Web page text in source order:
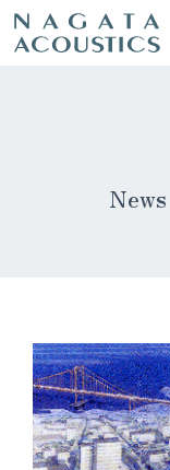
News